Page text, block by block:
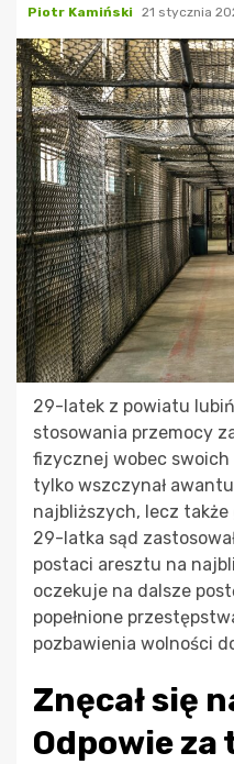
Piotr Kamiński 21 stycznia
29-latek z powiatu
stosowania przemocy
fizycznej wobec
tylko wszczynał
najbliższych, lecz także
29-latka sąd
postaci aresztu na
oczekuje na dalsze
popełnione
pozbawienia wolności
Znęcał się
Odpowie za